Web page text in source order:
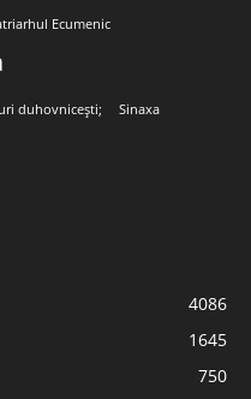
Ecumenic
duhovnicești; Sinaxa
4086
1645
750